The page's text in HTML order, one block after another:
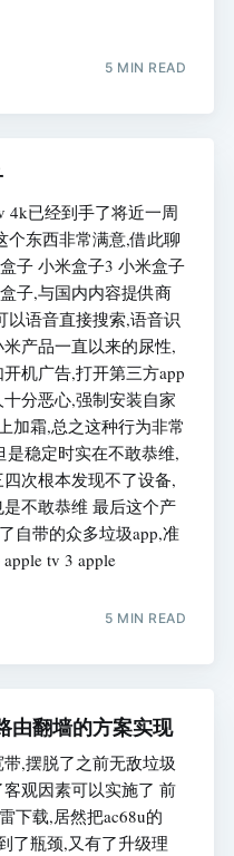
5 MIN READ
4k已经到手了将近一周
个东西非常满意,借此聊
子 小米盒子3 小米盒子
子,与国内内容提供商
以语音直接搜索,语音识
产品一直以来的尿性,
机广告,打开第三方app
分恶心,强制安装自家
加霜,总之这种行为非常
是稳定时实在不敢恭维,
次根本发现不了设备,
不敢恭维 最后这个产
自带的众多垃圾app,准
tv 3 apple
5 MIN READ
由翻墙的方案实现
,摆脱了之前无敌垃圾
观因素可以实施了 前
下载,居然把ac68u的
了瓶颈,又有了升级理